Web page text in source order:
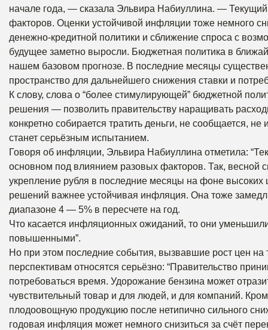
начале года, — сказала Эльвира Набиуллина. —
факторов. Оценки устойчивой инфляции тоже немного
денежно-кредитной политики и сближение спроса с
будущее заметно выросли. Бюджетная политика в
нашем базовом прогнозе. В последние месяцы
пространство для дальнейшего снижения ставки и
К слову, слова о “более стимулирующей” бюджетной
решения — позволить правительству наращивать
конкретно собирается тратить деньги, не сообщается,
станет серьёзным испытанием.
Говоря об инфляции, Эльвира Набиуллина отметила:
основном под влиянием разовых факторов. Так,
укрепление рубля в последние месяцы на фоне
решений важнее устойчивая инфляция. Она тоже
диапазоне 4 — 5% в пересчете на год.
Что касается инфляционных ожиданий, то они
повышенными”.
Но при этом последние события, вызвавшие рост цен
перспективам относятся серьёзно: “Правительство
потребоваться время. Удорожание бензина может
чувствительный товар и для людей, и для компаний.
плодоовощную продукцию после нетипично сильного
годовая инфляция может немного снизиться за счёт